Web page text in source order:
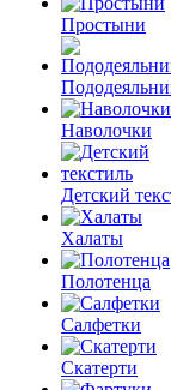
Простыни
Наволочки
Детский
Халаты
Полотенца
Салфетки
Скатерти